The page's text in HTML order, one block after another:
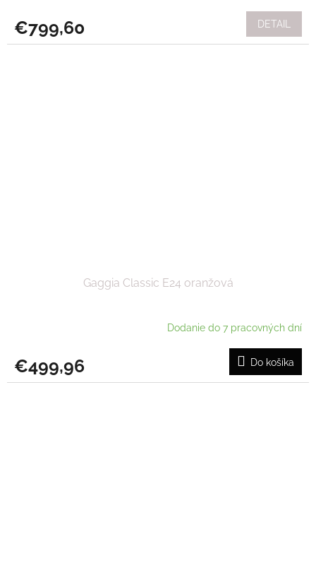
€799,60 DETAIL
Gaggia Classic E24 oranžová
Dodanie do 7 pracovných dní
€499,96 Do košíka